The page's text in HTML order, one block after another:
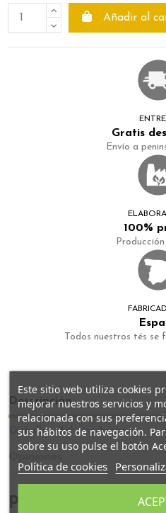
Añadir al
Gratis
Envío a
100%
Todos nuestros tés
Descripción
Detalles del producto
Opiniones
Perfil de cata
Este sitio web utiliza cookies
mejorar nuestros servicios y
relacionada con sus
sus hábitos de navegación.
sobre su uso pulse el botón
Política de cookies